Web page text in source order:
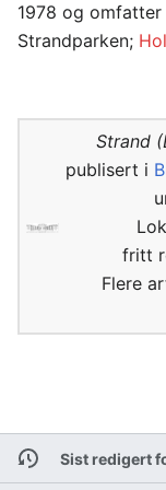
1978 og
Strandparken;
Strand
publisert i
fritt
Flere
Sist redigert